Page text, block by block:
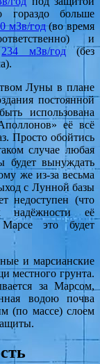
больше
мЗв/год(во время
и
234 мЗв/год(без
Луны в плане
постоянной
использована
её всё
Просто обойтись
случае любая
будет вынуждать
же из-за весьма
с Лунной базы
недоступен (что
надёжности её
это будет
и марсианские
местного грунта.
за Марсом,
водою почва
(по массе) слоем